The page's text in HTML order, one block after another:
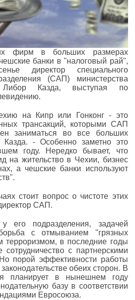
фирм в больших размерах
банки в "налоговый рай",
директор специального
(САП) министерства
Казда, выступая по
на Кипр или Гонконг - это
трансакций, которыми САП
заниматься во все больших
Казда. - Особенно заметно это
году. Нередко бывает, что
на жительство в Чехии, бизнес
а чешские банки используют
стоит вопрос о чистоте этих
САП.
его подразделения, задачей
с отмыванием "грязных
терроризмом, в последние годы
сотрудничество с партнерскими
порой эффективности работы
обеих сторон. В
планирует в нынешнем году
базу в соответствии
Евросоюза.